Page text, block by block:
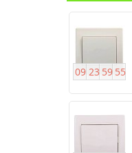
09 23 59 54